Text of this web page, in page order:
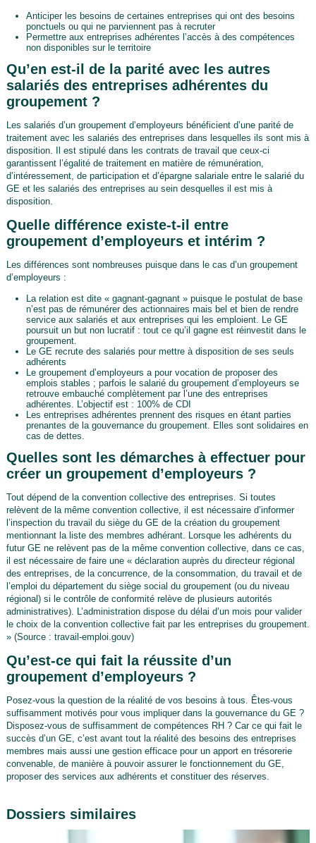
Anticiper les besoins de certaines entreprises qui ont des besoins
ponctuels ou qui ne parviennent pas à recruter
Permettre aux entreprises adhérentes l’accès à des compétences
non disponibles sur le territoire
Qu’en est-il de la parité avec les autres
salariés des entreprises adhérentes du
groupement ?
Les salariés d’un groupement d’employeurs bénéficient d’une parité de
traitement avec les salariés des entreprises dans lesquelles ils sont mis à
disposition. Il est stipulé dans les contrats de travail que ceux-ci
garantissent l’égalité de traitement en matière de rémunération,
d’intéressement, de participation et d’épargne salariale entre le salarié du
GE et les salariés des entreprises au sein desquelles il est mis à
disposition.
Quelle différence existe-t-il entre
groupement d’employeurs et intérim ?
Les différences sont nombreuses puisque dans le cas d’un groupement
d’employeurs :
La relation est dite « gagnant-gagnant » puisque le postulat de base
n’est pas de rémunérer des actionnaires mais bel et bien de rendre
service aux salariés et aux entreprises qui les emploient. Le GE
poursuit un but non lucratif : tout ce qu’il gagne est réinvestit dans le
groupement.
Le GE recrute des salariés pour mettre à disposition de ses seuls
adhérents
Le groupement d’employeurs a pour vocation de proposer des
emplois stables ; parfois le salarié du groupement d’employeurs se
retrouve embauché complètement par l’une des entreprises
adhérentes. L’objectif est : 100% de CDI
Les entreprises adhérentes prennent des risques en étant parties
prenantes de la gouvernance du groupement. Elles sont solidaires en
cas de dettes.
Quelles sont les démarches à effectuer pour
créer un groupement d’employeurs ?
Tout dépend de la convention collective des entreprises. Si toutes
relèvent de la même convention collective, il est nécessaire d’informer
l’inspection du travail du siège du GE de la création du groupement
mentionnant la liste des membres adhérant. Lorsque les adhérents du
futur GE ne relèvent pas de la même convention collective, dans ce cas,
il est nécessaire de faire une « déclaration auprès du directeur régional
des entreprises, de la concurrence, de la consommation, du travail et de
l’emploi du département du siège social du groupement (ou du niveau
régional) si le contrôle de conformité relève de plusieurs autorités
administratives). L’administration dispose du délai d’un mois pour valider
le choix de la convention collective fait par les entreprises du groupement.
» (Source : travail-emploi.gouv)
Qu’est-ce qui fait la réussite d’un
groupement d’employeurs ?
Posez-vous la question de la réalité de vos besoins à tous. Êtes-vous
suffisamment motivés pour vous impliquer dans la gouvernance du GE ?
Disposez-vous de suffisamment de compétences RH ? Car ce qui fait le
succès d’un GE, c’est avant tout la réalité des besoins des entreprises
membres mais aussi une gestion efficace pour un apport en trésorerie
convenable, de manière à pouvoir assurer le fonctionnement du GE,
proposer des services aux adhérents et constituer des réserves.
Dossiers similaires